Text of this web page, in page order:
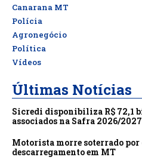
Canarana MT
Polícia
Agronegócio
Política
Vídeos
Últimas Notícias
Sicredi disponibiliza R$ 72,1
associados na Safra 2026/2027
Motorista morre soterrado
descarregamento em MT